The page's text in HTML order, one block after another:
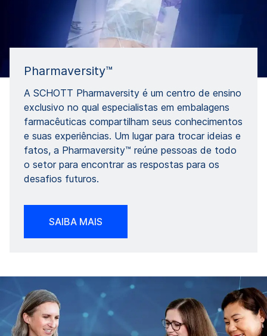
Pharmaversity™
A SCHOTT Pharmaversity é um centro de ensino
exclusivo no qual especialistas em embalagens
farmacêuticas compartilham seus conhecimentos
e suas experiências. Um lugar para trocar ideias e
fatos, a Pharmaversity™ reúne pessoas de todo
o setor para encontrar as respostas para os
desafios futuros.
SAIBA MAIS